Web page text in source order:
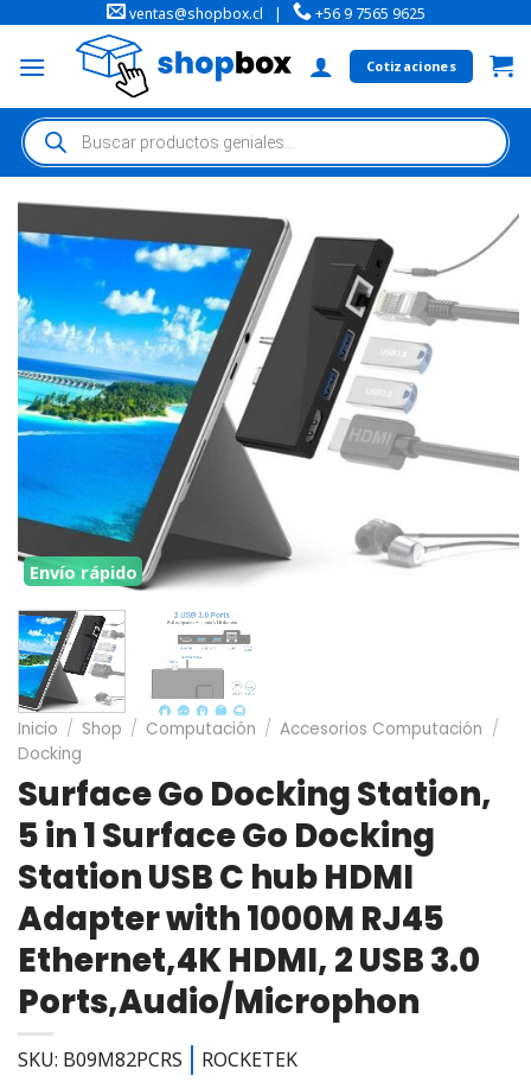
ventas@shopbox.cl | +56 9 7565 9625
Cotizaciones
Envío rápido
Inicio / Shop / Computación / Accesorios Computación /
Docking
Surface Go Docking Station,
5 in 1 Surface Go Docking
Station USB C hub HDMI
Adapter with 1000M RJ45
Ethernet,4K HDMI, 2 USB 3.0
Ports,Audio/Microphon
SKU: B09M82PCRS ROCKETEK